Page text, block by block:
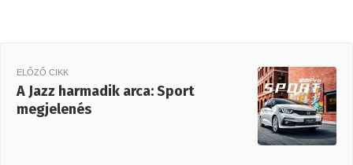
ELŐZŐ CIKK
A Jazz harmadik arca: Sport
megjelenés